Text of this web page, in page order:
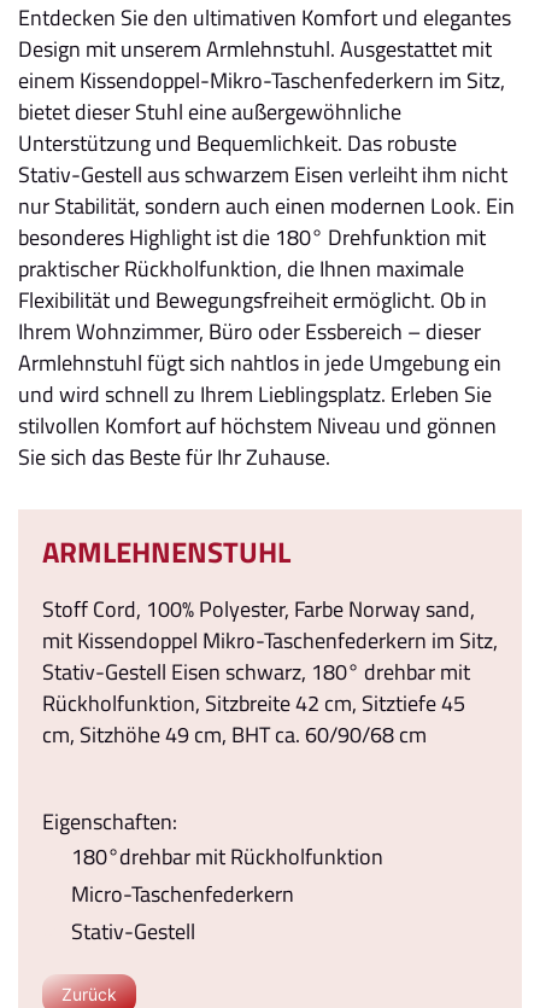
Entdecken Sie den ultimativen Komfort und elegantes
Design mit unserem Armlehnstuhl. Ausgestattet mit
einem Kissendoppel-Mikro-Taschenfederkern im Sitz,
bietet dieser Stuhl eine außergewöhnliche
Unterstützung und Bequemlichkeit. Das robuste
Stativ-Gestell aus schwarzem Eisen verleiht ihm nicht
nur Stabilität, sondern auch einen modernen Look. Ein
besonderes Highlight ist die 180° Drehfunktion mit
praktischer Rückholfunktion, die Ihnen maximale
Flexibilität und Bewegungsfreiheit ermöglicht. Ob in
Ihrem Wohnzimmer, Büro oder Essbereich – dieser
Armlehnstuhl fügt sich nahtlos in jede Umgebung ein
und wird schnell zu Ihrem Lieblingsplatz. Erleben Sie
stilvollen Komfort auf höchstem Niveau und gönnen
Sie sich das Beste für Ihr Zuhause.
ARMLEHNENSTUHL
Stoff Cord, 100% Polyester, Farbe Norway sand,
mit Kissendoppel Mikro-Taschenfederkern im Sitz,
Stativ-Gestell Eisen schwarz, 180° drehbar mit
Rückholfunktion, Sitzbreite 42 cm, Sitztiefe 45
cm, Sitzhöhe 49 cm, BHT ca. 60/90/68 cm
Eigenschaften:
180°drehbar mit Rückholfunktion
Micro-Taschenfederkern
Stativ-Gestell
Zurück